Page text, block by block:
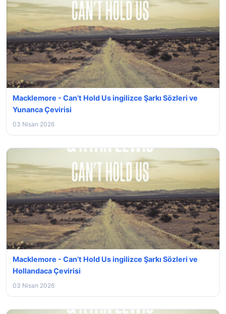
Macklemore - Can’t Hold Us ingilizce Şarkı Sözleri ve
Yunanca Çevirisi
03 Nisan 2026
Macklemore - Can’t Hold Us ingilizce Şarkı Sözleri ve
Hollandaca Çevirisi
03 Nisan 2026